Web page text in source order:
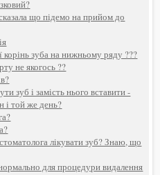
що підемо на прийом до
корінь зуба на нижньому ряду ???
не якогось ??
зуб і замість нього вставити -
і той же день?
лікувати зуб? Знаю, що
для процедури видалення